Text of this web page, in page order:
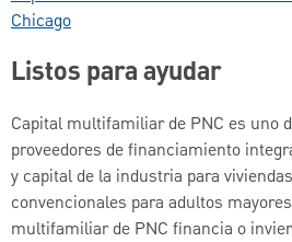
Chicago
Listos para ayudar
Capital multifamiliar de PNC es uno
proveedores de financiamiento
y capital de la industria para
convencionales para adultos
multifamiliar de PNC financia o